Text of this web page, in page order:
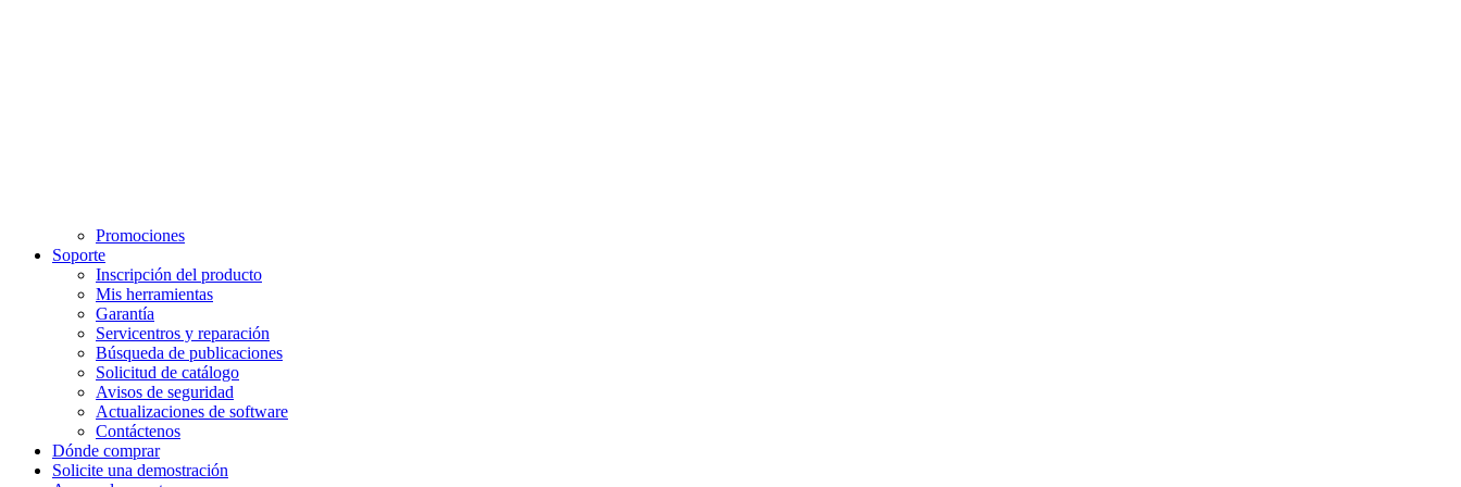
Promociones
Soporte
Inscripción del producto
Mis herramientas
Garantía
Servicentros y reparación
Búsqueda de publicaciones
Solicitud de catálogo
Avisos de seguridad
Actualizaciones de software
Contáctenos
Dónde comprar
Solicite una demostración